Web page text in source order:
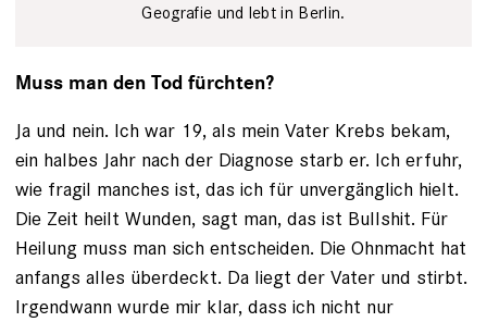
Geografie und lebt in Berlin.
Muss man den Tod fürchten?
Ja und nein. Ich war 19, als mein Vater Krebs bekam,
ein halbes Jahr nach der Diagnose starb er. Ich erfuhr,
wie fragil manches ist, das ich für unvergänglich hielt.
Die Zeit heilt Wunden, sagt man, das ist Bullshit. Für
Heilung muss man sich entscheiden. Die Ohnmacht hat
anfangs alles über­deckt. Da liegt der Vater und stirbt.
Irgendwann wurde mir klar, dass ich nicht nur